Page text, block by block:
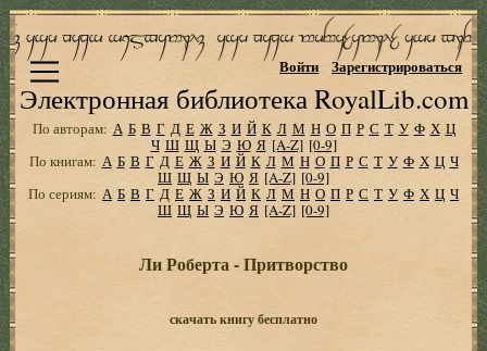
Электронная библиотека RoyalLib.com
Войти Зарегистрироваться
По авторам: А Б В Г Д Е Ж З И Й К Л М Н О П Р С Т У Ф Х Ц
Ч Ш Щ Ы Э Ю Я [A-Z] [0-9]
По книгам: А Б В Г Д Е Ж З И Й К Л М Н О П Р С Т У Ф Х Ц Ч
Ш Щ Ы Э Ю Я [A-Z] [0-9]
По сериям: А Б В Г Д Е Ж З И Й К Л М Н О П Р С Т У Ф Х Ц Ч
Ш Щ Ы Э Ю Я [A-Z] [0-9]
Ли Роберта - Притворство
скачать книгу бесплатно